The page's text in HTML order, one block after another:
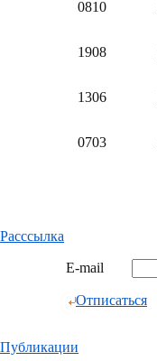
0810
1908
1306
0703
Расссылка
E-mail
Отписаться
Публикации